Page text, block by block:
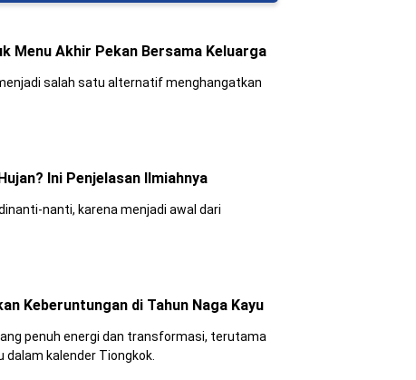
Menu Akhir Pekan Bersama Keluarga
salah satu alternatif menghangatkan
Ini Penjelasan Ilmiahnya
nanti, karena menjadi awal dari
Keberuntungan di Tahun Naga Kayu
penuh energi dan transformasi, terutama
dalam kalender Tiongkok.